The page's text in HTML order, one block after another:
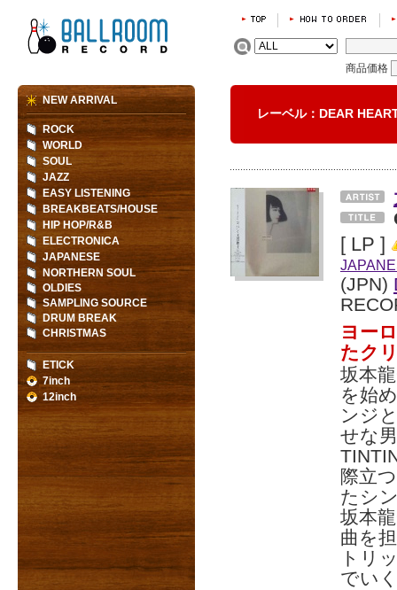
商品価格
レーベル：DEAR
[ LP ]
(JPN)
ヨー
たク
坂本
を始
ンジ
せな
際立
たシ
坂本
曲を
トリ
でい
NEW ARRIVAL
ROCK
WORLD
SOUL
JAZZ
EASY LISTENING
BREAKBEATS/HOUSE
HIP HOP/R&B
ELECTRONICA
JAPANESE
NORTHERN SOUL
OLDIES
SAMPLING SOURCE
DRUM BREAK
CHRISTMAS
ETICK
7inch
12inch